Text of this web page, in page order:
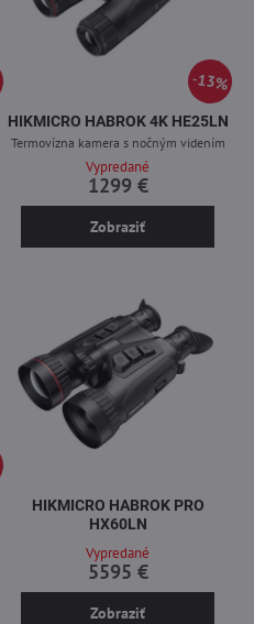
13%
HIKMICRO HABROK 4K HE25LN
Termovízna kamera s nočným videním
Vypredané
1299 €
Zobraziť
HIKMICRO HABROK PRO
HX60LN
Vypredané
5595 €
Zobraziť